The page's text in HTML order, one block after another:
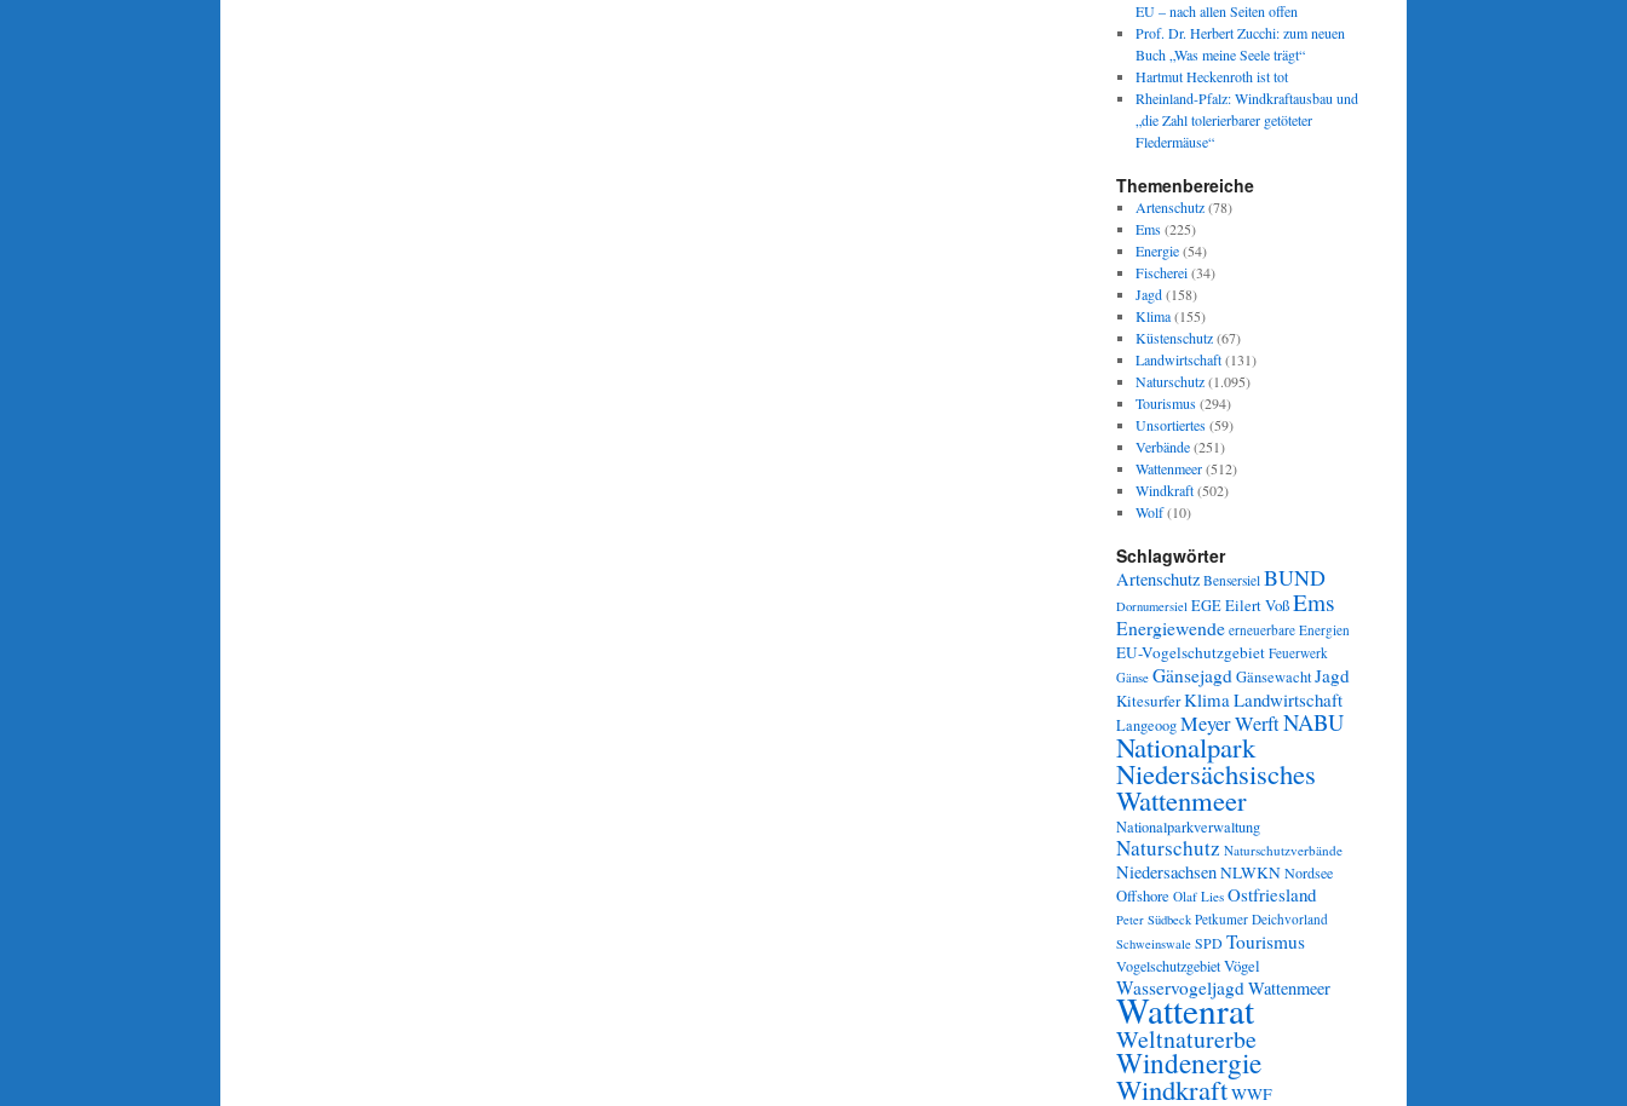
EU – nach allen Seiten offen
Prof. Dr. Herbert Zucchi: zum neuen
Buch „Was meine Seele trägt“
Hartmut Heckenroth ist tot
Rheinland-Pfalz: Windkraftausbau und
„die Zahl tolerierbarer getöteter
Fledermäuse“
Themenbereiche
Artenschutz(78)
Ems(225)
Energie(54)
Fischerei(34)
Jagd(158)
Klima(155)
Küstenschutz(67)
Landwirtschaft(131)
Naturschutz(1.095)
Tourismus(294)
Unsortiertes(59)
Verbände(251)
Wattenmeer(512)
Windkraft(502)
Wolf(10)
Schlagwörter
Artenschutz Bensersiel BUND
Dornumersiel EGEEilert VoßEms
Energiewende erneuerbare Energien
EU-Vogelschutzgebiet Feuerwerk
Gänse GänsejagdGänsewachtJagd
KitesurferKlimaLandwirtschaft
LangeoogMeyer WerftNABU
Nationalpark
Niedersächsisches
Wattenmeer
Nationalparkverwaltung
Naturschutz Naturschutzverbände
NiedersachsenNLWKNNordsee
Offshore Olaf Lies Ostfriesland
Peter Südbeck Petkumer Deichvorland
Schweinswale SPDTourismus
VogelschutzgebietVögel
WasservogeljagdWattenmeer
Wattenrat
Weltnaturerbe
Windenergie
WindkraftWWF